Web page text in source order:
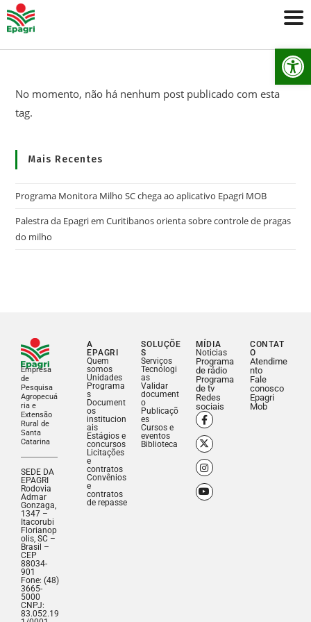
No momento, não há nenhum post publicado com esta
tag.
Mais Recentes
Programa Monitora Milho SC chega ao aplicativo Epagri MOB
Palestra da Epagri em Curitibanos orienta sobre controle de pragas
do milho
Empresa
de
Pesquisa
Agropecuá
ria e
Extensão
Rural de
Santa
Catarina
SEDE DA
EPAGRI
Rodovia
Admar
Gonzaga,
1347 –
Itacorubi
Florianop
olis, SC –
Brasil –
CEP
88034-
901
Fone: (48)
3665-
5000
CNPJ:
83.052.19
A
EPAGRI
Quem
somos
Unidades
Programa
s
Document
os
institucion
ais
Estágios e
concursos
Licitações
e
contratos
Convênios
e
contratos
de repasse
SOLUÇÕE
S
Serviços
Tecnologi
as
Validar
document
o
Publicaçõ
es
Cursos e
eventos
Biblioteca
MÍDIA
Noticias
Programa
de rádio
Programa
de tv
Redes
sociais
CONTAT
O
Atendime
nto
Fale
conosco
Epagri
Mob